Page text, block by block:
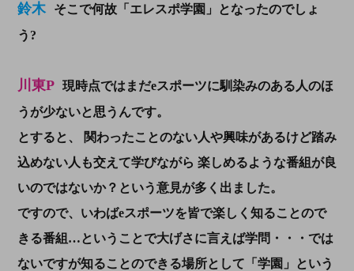
鈴木
そこで何故「エレスポ学園」となったのでしょ
う?
川東P
現時点ではまだeスポーツに馴染みのある人のほ
うが少ないと思うんです。
とすると、
関わったことのない人や興味があるけど踏み
込めない人も交えて学びながら 楽しめるような番組が良
いのではないか？ という意見が多く出ました。
ですので、いわばeスポーツを皆で楽しく知ることので
きる番組…ということで大げさに言えば学問・・・では
ないですが知ることのできる場所として「学園」という